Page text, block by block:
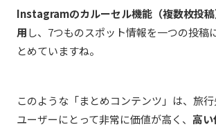
Instagramのカルーセル機能（複数枚投
用し、7つものスポット情報を一つの投稿
とめていますね。
このような「まとめコンテンツ」は、旅
ユーザーにとって非常に価値が高く、 高